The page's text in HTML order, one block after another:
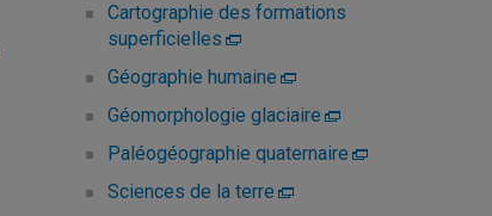
Cartographie des formations
superficielles
Géographie humaine
Géomorphologie glaciaire
Paléogéographie quaternaire
Sciences de la terre